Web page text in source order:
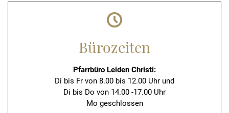
Bürozeiten
Pfarrbüro Leiden Christi:
Di bis Fr von 8.00 bis 12.00 Uhr und
Di bis Do von 14.00 -17.00 Uhr
Mo geschlossen